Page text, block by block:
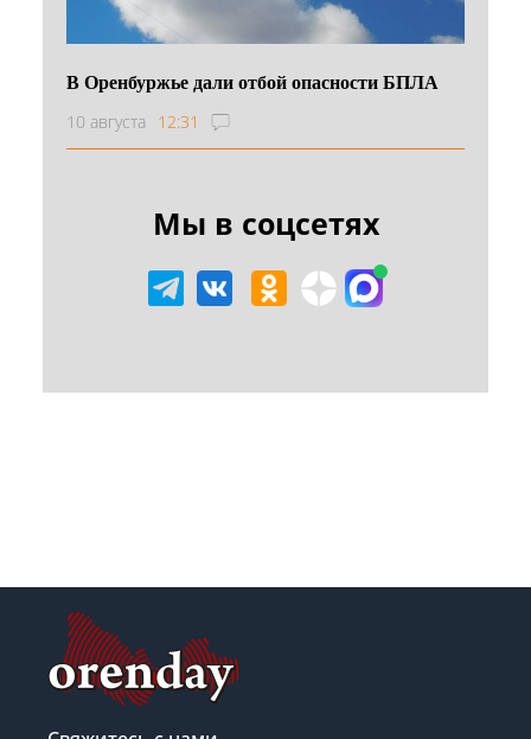
В Оренбуржье дали отбой опасности БПЛА
10 августа 12:31
Мы в соцсетях